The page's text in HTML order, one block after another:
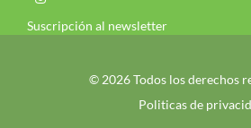
Suscripción al newsletter
© 2026 Todos los derechos
Politicas de